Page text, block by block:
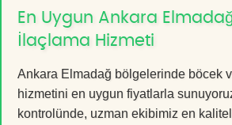
En Uygun Ankara
İlaçlama Hizmeti
Ankara Elmadağ bölgelerinde böcek
hizmetini en uygun fiyatlarla
kontrolünde, uzman ekibimiz en